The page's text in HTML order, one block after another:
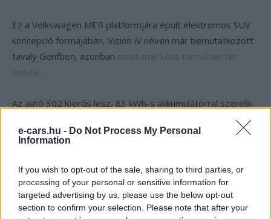
e-cars.hu - Do Not Process My Personal
Information
If you wish to opt-out of the sale, sharing to third parties, or
processing of your personal or sensitive information for
targeted advertising by us, please use the below opt-out
section to confirm your selection. Please note that after your
Ez a Volkswagen MEB platformjára épült elektromos SUV
koncepció formájában, Vision iV néven már bemutatkozott
tavaly Genfben, azonban most már kész formában tér
vissza.
Az autó 302 lóerős lesz, 83 kWh-s akkumulátorral szerelik
valószínűleg 3 féle akkumulátorvariációval lehet majd kapni,
formával és a hagyományos SUV formával. A termelést
pedig már idén megkezdik.